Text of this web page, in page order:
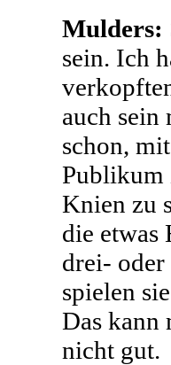
Mulders:
sein. Ich
auch sein
schon,
Publikum
Knien zu
die etwas
drei-
spielen
Das kann
nicht gut.